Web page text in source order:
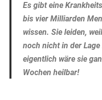
Es gibt eine
bis vier Milliarden
wissen. Sie leiden,
noch nicht in der
eigentlich wäre sie
Wochen heilbar!